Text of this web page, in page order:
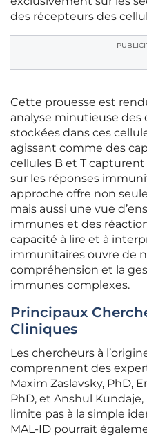
des récepteurs des
Cette prouesse est
analyse minutieuse
stockées dans ces
agissant comme des
cellules B et T
sur les réponses
approche offre non
mais aussi une vue
immunes et des
capacité à lire et à
immunitaires ouvre de
compréhension et la
immunes complexes.
Principaux
Cliniques
Les chercheurs à
comprennent des
Maxim Zaslavsky, PhD,
PhD, et Anshul Kundaje,
limite pas à la simple
MAL-ID pourrait